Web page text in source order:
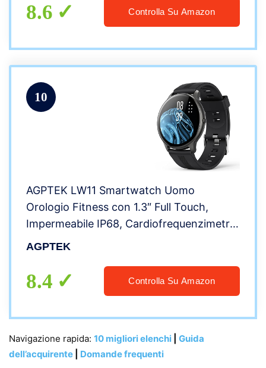
8.6 Controlla Su Amazon
10
AGPTEK LW11 Smartwatch Uomo
Orologio Fitness con 1.3″ Full Touch,
Impermeabile IP68, Cardiofrequenzimetro
da Polso, Activity Tracker Sportivi
per Android iOS
AGPTEK
8.4 Controlla Su Amazon
Navigazione rapida: 10 migliori elenchi
Guida
dell’acquirente
Domande frequenti